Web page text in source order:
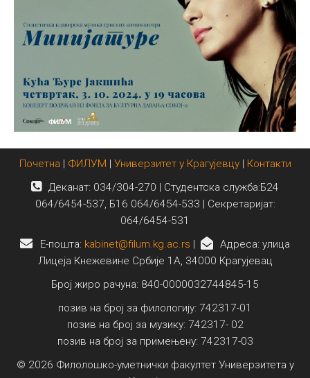
Почетна ФИЛУМ Универзитет у Крагујевцу| Контакти
Деканат: 034/304-270 | Студентска служба:Б24
064/6454-537, Б16 064/6454-533 | Секретаријат:
064/6454-531
E-пошта: kabinet@filum.kg.ac.rs
Адреса: улица
Лицеја Кнежевине Србије 1А, 34000 Крагујевац
Број жиро рачуна: 840-0000032744845-15
позив на број за филологију: 742317-01
позив на број за музику: 742317- 02
позив на број за примењену: 742317-03
© 2026 Филолошко-уметнички факултет Универзитета у